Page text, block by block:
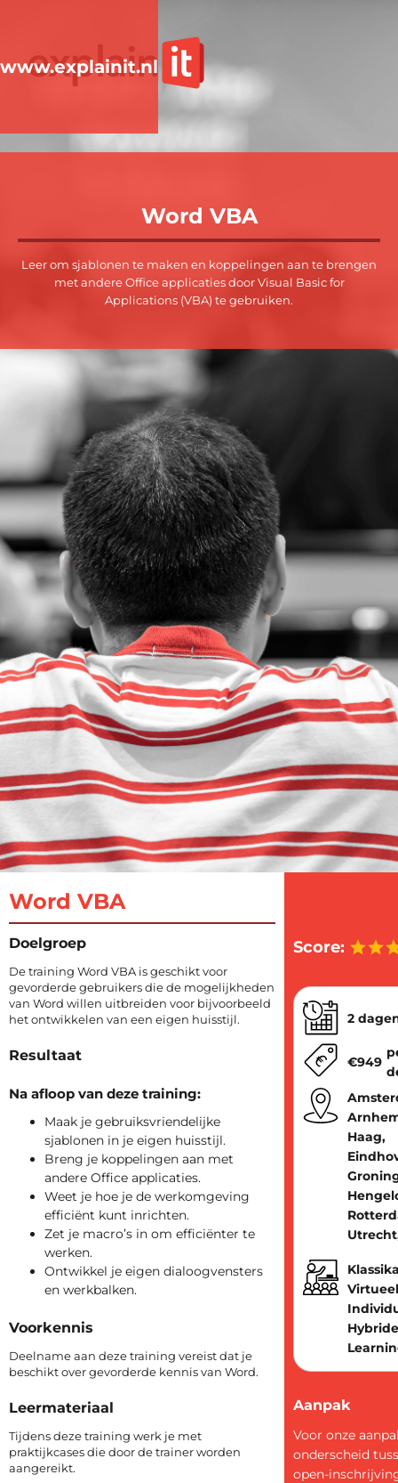
Word VBA
Leer om sjablonen te maken en koppelingen aan te brengen
met andere Office applicaties door Visual Basic for
Applications (VBA) te gebruiken.
www.explainit.nl
Word VBA
Doelgroep
De training Word VBA is geschikt voor
gevorderde gebruikers die de mogelijkheden
van Word willen uitbreiden voor bijvoorbeeld
het ontwikkelen van een eigen huisstijl.
Resultaat
Na afloop van deze training:
Maak je gebruiksvriendelijke
sjablonen in je eigen huisstijl.
Breng je koppelingen aan met
andere Office applicaties.
Weet je hoe je de werkomgeving
efficiënt kunt inrichten.
Zet je macro’s in om efficiënter te
werken.
Ontwikkel je eigen dialoogvensters
en werkbalken.
Voorkennis
Deelname aan deze training vereist dat je
beschikt over gevorderde kennis van Word.
Leermateriaal
Tijdens deze training werk je met
praktijkcases die door de trainer worden
aangereikt.
Score:
2
€949
Haag,
Aanpak
Voor onze
onderscheid
open-